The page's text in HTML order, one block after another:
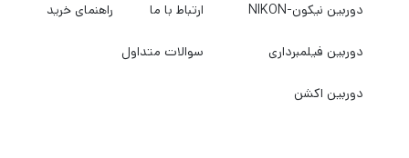
دوربین نیکون-NIKON
دوربین فیلمبرداری
دوربین اکشن
ارتباط با ما راهنمای خرید
سوالات متداول